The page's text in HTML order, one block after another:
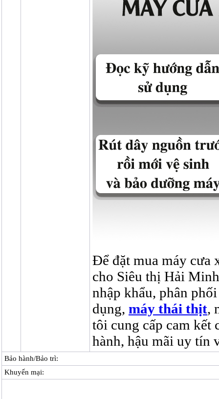
Để đặt mua máy cưa
cho Siêu thị Hải
nhập khẩu, phân
dụng, máy thái thịt,
tôi cung cấp cam kết
hành, hậu mãi uy tín
Bảo hành/Bảo trì:
Khuyến mại: